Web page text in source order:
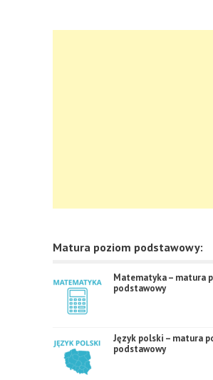
Matura poziom podstawowy:
Matematyka – matura
podstawowy
Język polski – matura
podstawowy